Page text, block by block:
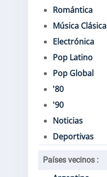
Romántica
Música Clásica
Electrónica
Pop Latino
Pop Global
'80
'90
Noticias
Deportivas
Países vecinos :